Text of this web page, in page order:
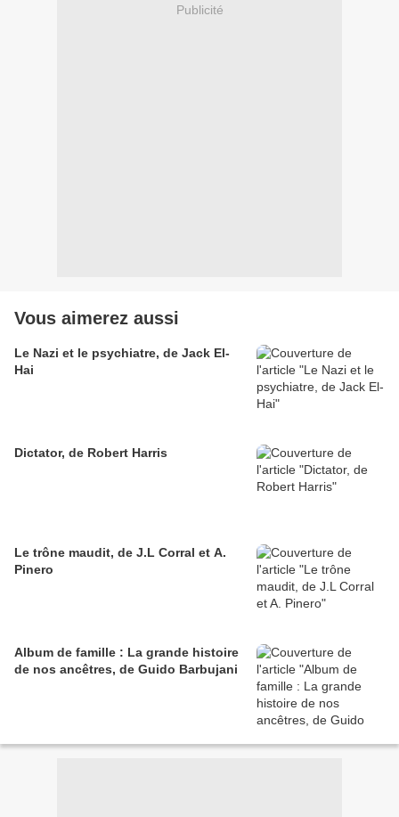
Publicité
Vous aimerez aussi
Le Nazi et le psychiatre, de Jack El-
Hai
Dictator, de Robert Harris
Le trône maudit, de J.L Corral et A.
Pinero
Album de famille : La grande histoire
de nos ancêtres, de Guido Barbujani